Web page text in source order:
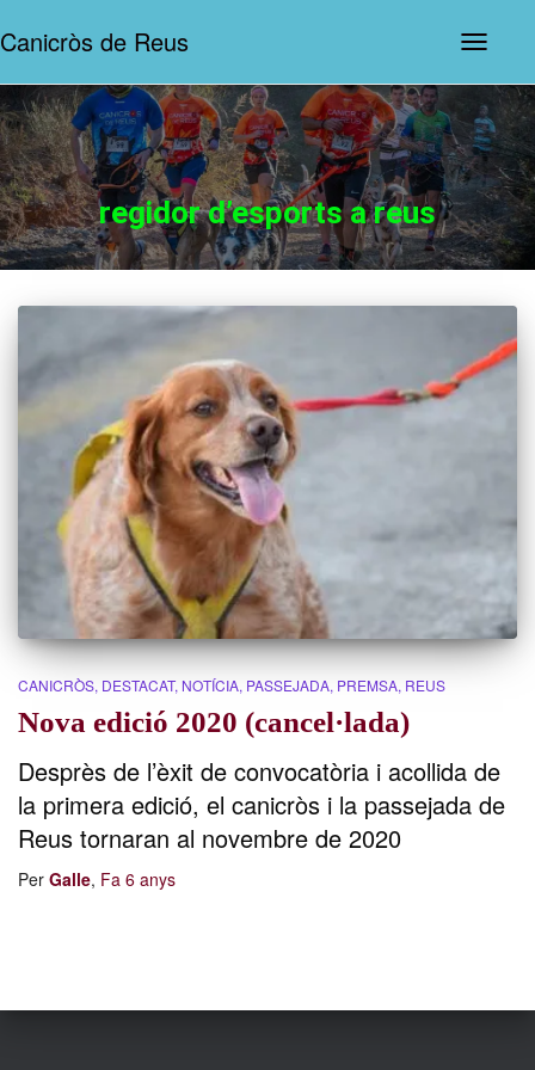
Canicròs de Reus
la
regidor d’esports a reus
CANICRÒS DESTACAT NOTÍCIA PASSEJADA PREMSA REUS
Nova edició 2020 (cancel·lada)
Desprès de l’èxit de convocatòria i acollida de
la primera edició, el canicròs i la passejada de
Reus tornaran al novembre de 2020​
Per Galle, Fa 6 anys